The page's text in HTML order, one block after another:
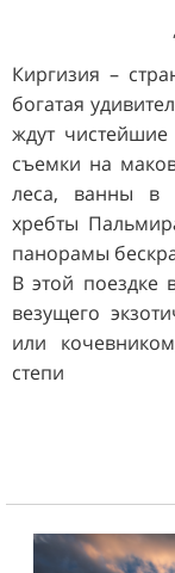
Киргизия –
богатая
ждут
съемки на
леса, ванны в
хребты
панорамы
В этой поездке
везущего
или
степи